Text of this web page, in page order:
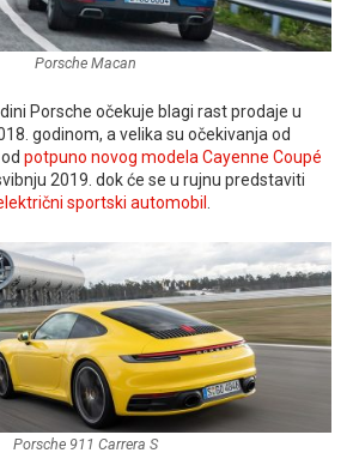
Porsche Macan
Porsche očekuje blagi rast prodaje u
godinom, a velika su očekivanja od
potpuno novog modela Cayenne Coupé
2019. dok će se u rujnu predstaviti
sportski automobil
Porsche 911 Carrera S